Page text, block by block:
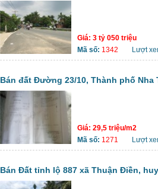
Giá: 3 tỷ 050 triệu
Mã số: 1342 Lượt
Bán đất Đường 23/10, Thành phố Nha
Giá: 29,5 triệu/m2
Mã số: 1271 Lượt
Bán Đất tỉnh lộ 887 xã Thuận Điền,